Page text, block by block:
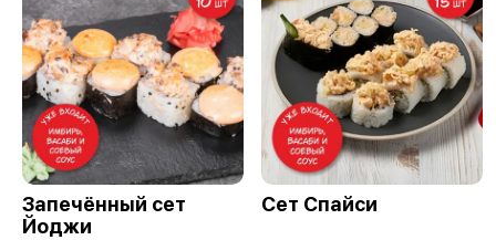
Запечённый сет
Йоджи
Сет Спайси